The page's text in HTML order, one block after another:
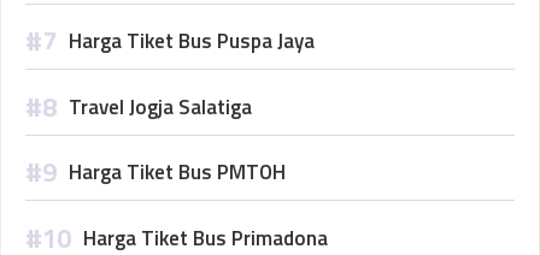
Harga Tiket Bus Puspa Jaya
Travel Jogja Salatiga
Harga Tiket Bus PMTOH
Harga Tiket Bus Primadona